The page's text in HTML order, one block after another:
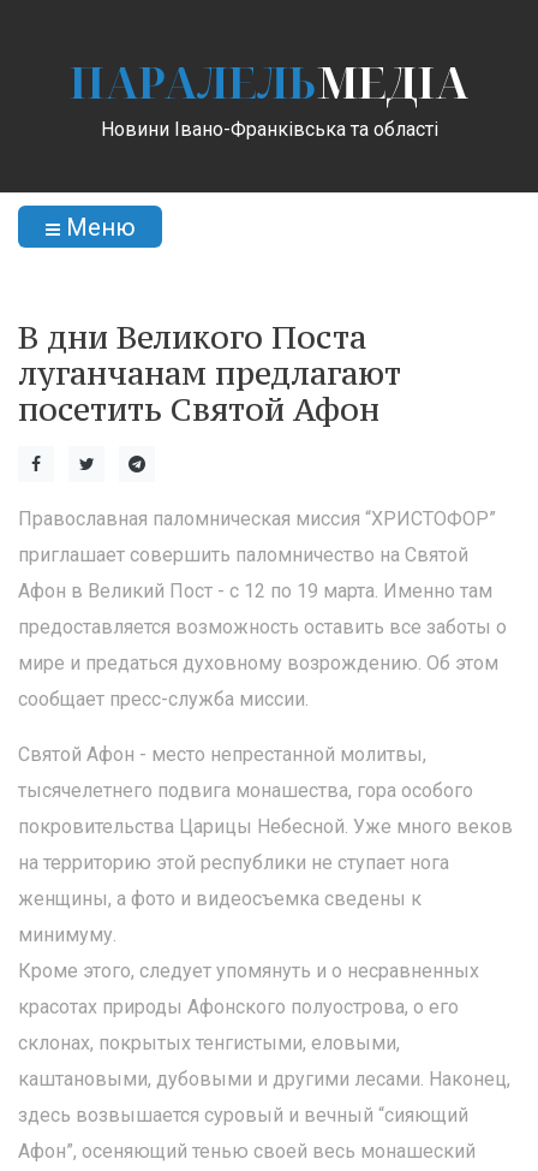
ПАРАЛЕЛЬМЕДІА
Новини Івано-Франківська та області
Меню
В дни Великого Поста
луганчанам предлагают
посетить Святой Афон
Православная паломническая миссия “ХРИСТОФОР”
приглашает совершить паломничество на Святой
Афон в Великий Пост - с 12 по 19 марта. Именно там
предоставляется возможность оставить все заботы о
мире и предаться духовному возрождению. Об этом
сообщает пресс-служба миссии.
Святой Афон - место непрестанной молитвы,
тысячелетнего подвига монашества, гора особого
покровительства Царицы Небесной. Уже много веков
на территорию этой республики не ступает нога
женщины, а фото и видеосъемка сведены к
минимуму.
Кроме этого, следует упомянуть и о несравненных
красотах природы Афонского полуострова, о его
склонах, покрытых тенгистыми, еловыми,
каштановыми, дубовыми и другими лесами. Наконец,
здесь возвышается суровый и вечный “сияющий
Афон”, осеняющий тенью своей весь монашеский